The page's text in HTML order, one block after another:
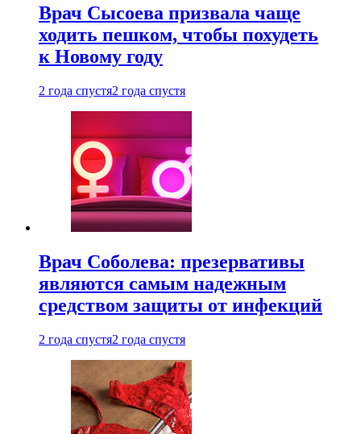
Врач Сысоева призвала чаще
ходить пешком, чтобы похудеть
к Новому году
2 года спустя2 года спустя
Врач Соболева: презервативы
являются самым надежным
средством защиты от инфекций
2 года спустя2 года спустя